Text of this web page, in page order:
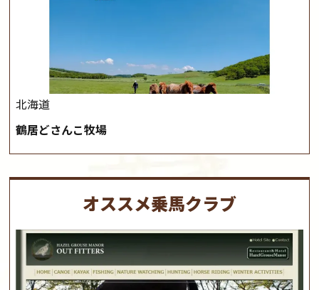
北海道
鶴居どさんこ牧場
オススメ乗馬クラブ